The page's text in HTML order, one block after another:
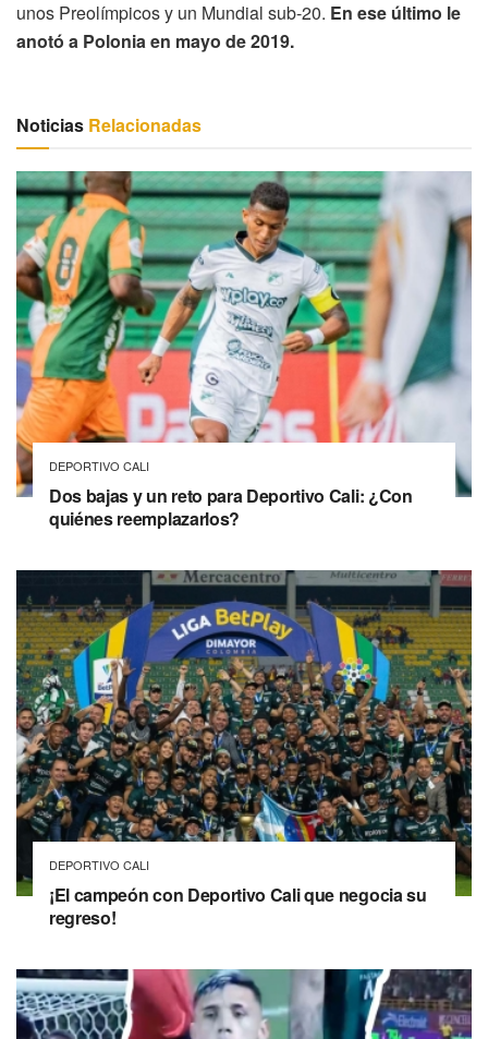
unos Preolímpicos y un Mundial sub-20. En ese último le
anotó a Polonia en mayo de 2019.
Noticias Relacionadas
DEPORTIVO CALI
Dos bajas y un reto para Deportivo Cali: ¿Con
quiénes reemplazarlos?
DEPORTIVO CALI
¡El campeón con Deportivo Cali que negocia su
regreso!